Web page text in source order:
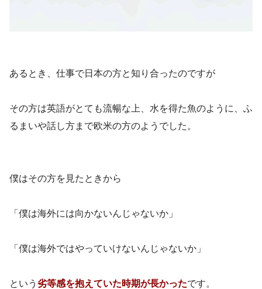
あるとき、仕事で日本の方と知り合ったのですが
その方は英語がとても流暢な上、水を得た魚のように、ふ
るまいや話し方まで欧米の方のようでした。
僕はその方を見たときから
「僕は海外には向かないんじゃないか」
「僕は海外ではやっていけないんじゃないか」
という 劣等感を抱えていた時期が長かったです。